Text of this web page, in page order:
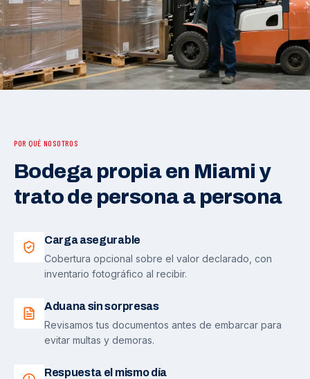
POR QUÉ NOSOTROS
Bodega propia en Miami y
trato de persona a persona
Carga asegurable
Cobertura opcional sobre el valor declarado, con
inventario fotográfico al recibir.
Aduana sin sorpresas
Revisamos tus documentos antes de embarcar para
evitar multas y demoras.
Respuesta el mismo día